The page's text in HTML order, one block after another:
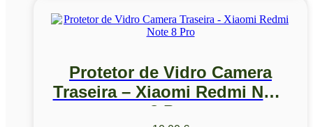
Protetor de Vidro Camera
Traseira – Xiaomi Redmi Note
8 Pro